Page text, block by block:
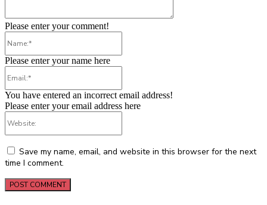
Please enter your comment!
Please enter your name here
You have entered an incorrect email address!
Please enter your email address here
Save my name, email, and website in this browser for the next
time I comment.